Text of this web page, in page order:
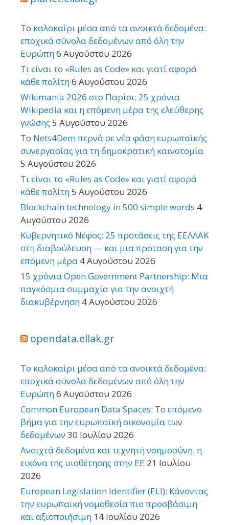
Το καλοκαίρι μέσα από τα ανοικτά δεδομένα:
εποχικά σύνολα δεδομένων από όλη την
Ευρώπη6 Αυγούστου 2026
Τι είναι το «Rules as Code» και γιατί αφορά
κάθε πολίτη6 Αυγούστου 2026
Wikimania 2026 στο Παρίσι: 25 χρόνια
Wikipedia και η επόμενη μέρα της ελεύθερης
γνώσης 5 Αυγούστου 2026
Το Nets4Dem περνά σε νέα φάση ευρωπαϊκής
συνεργασίας για τη δημοκρατική καινοτομία
5 Αυγούστου 2026
Τι είναι το «Rules as Code» και γιατί αφορά
κάθε πολίτη5 Αυγούστου 2026
Blockchain technology in 500 simple words 4
Αυγούστου 2026
Κυβερνητικό Νέφος: 25 προτάσεις της ΕΕΛΛΑΚ
στη διαβούλευση — και μια πρόταση για την
επόμενη μέρα 4 Αυγούστου 2026
15 χρόνια Open Government Partnership: Μια
παγκόσμια συμμαχία για την ανοιχτή
διακυβέρνηση 4 Αυγούστου 2026
opendata.ellak.gr
Το καλοκαίρι μέσα από τα ανοικτά δεδομένα:
εποχικά σύνολα δεδομένων από όλη την
Ευρώπη6 Αυγούστου 2026
Common European Data Spaces: Το επόμενο
βήμα για την ευρωπαϊκή οικονομία των
δεδομένων 30 Ιουλίου 2026
Ανοιχτά δεδομένα και τεχνητή νοημοσύνη: η
εικόνα της υιοθέτησης στην ΕΕ 21 Ιουλίου
2026
European Legislation Identifier (ELI): Κάνοντας
την ευρωπαϊκή νομοθεσία πιο προσβάσιμη
και αξιοποιήσιμη 14 Ιουλίου 2026